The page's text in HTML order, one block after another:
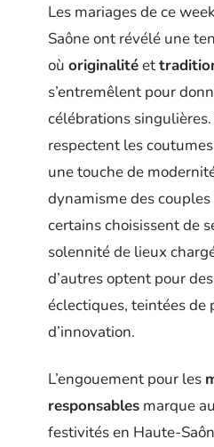
Les mariages de ce
Saône ont révélé une
où originalitéet
s’entremêlent pour
célébrations
respectent les
une touche de
dynamisme des couples
certains choisissent de
solennité de lieux
d’autres optent pour
éclectiques, teintées de
d’innovation.
L’engouement pour les
responsables marque
festivités en Haute-